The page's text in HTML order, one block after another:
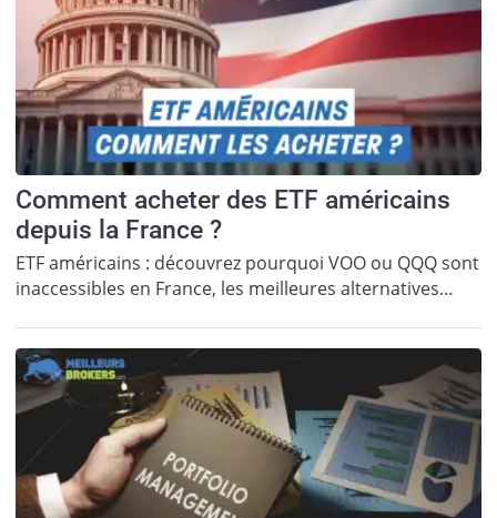
Comment acheter des ETF américains
depuis la France ?
ETF américains : découvrez pourquoi VOO ou QQQ sont
inaccessibles en France, les meilleures alternatives…